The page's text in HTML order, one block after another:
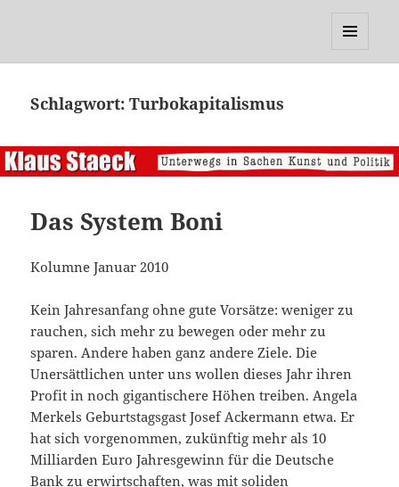
Schlagwort:Turbokapitalismus
Das System Boni
Kolumne Januar 2010
Kein Jahresanfang ohne gute Vorsätze: weniger zu
rauchen, sich mehr zu bewegen oder mehr zu
sparen. Andere haben ganz andere Ziele. Die
Unersättlichen unter uns wollen dieses Jahr ihren
Profit in noch gigantischere Höhen treiben. Angela
Merkels Geburtstagsgast Josef Ackermann etwa. Er
hat sich vorgenommen, zukünftig mehr als 10
Milliarden Euro Jahresgewinn für die Deutsche
Bank zu erwirtschaften, was mit soliden